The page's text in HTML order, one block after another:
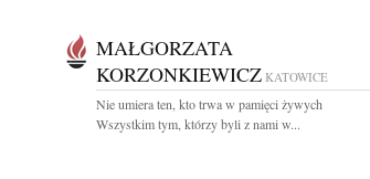
MAŁGORZATA
KORZONKIEWICZ KATOWICE
Nie umiera ten, kto trwa w pamięci żywych
Wszystkim tym, którzy byli z nami w...